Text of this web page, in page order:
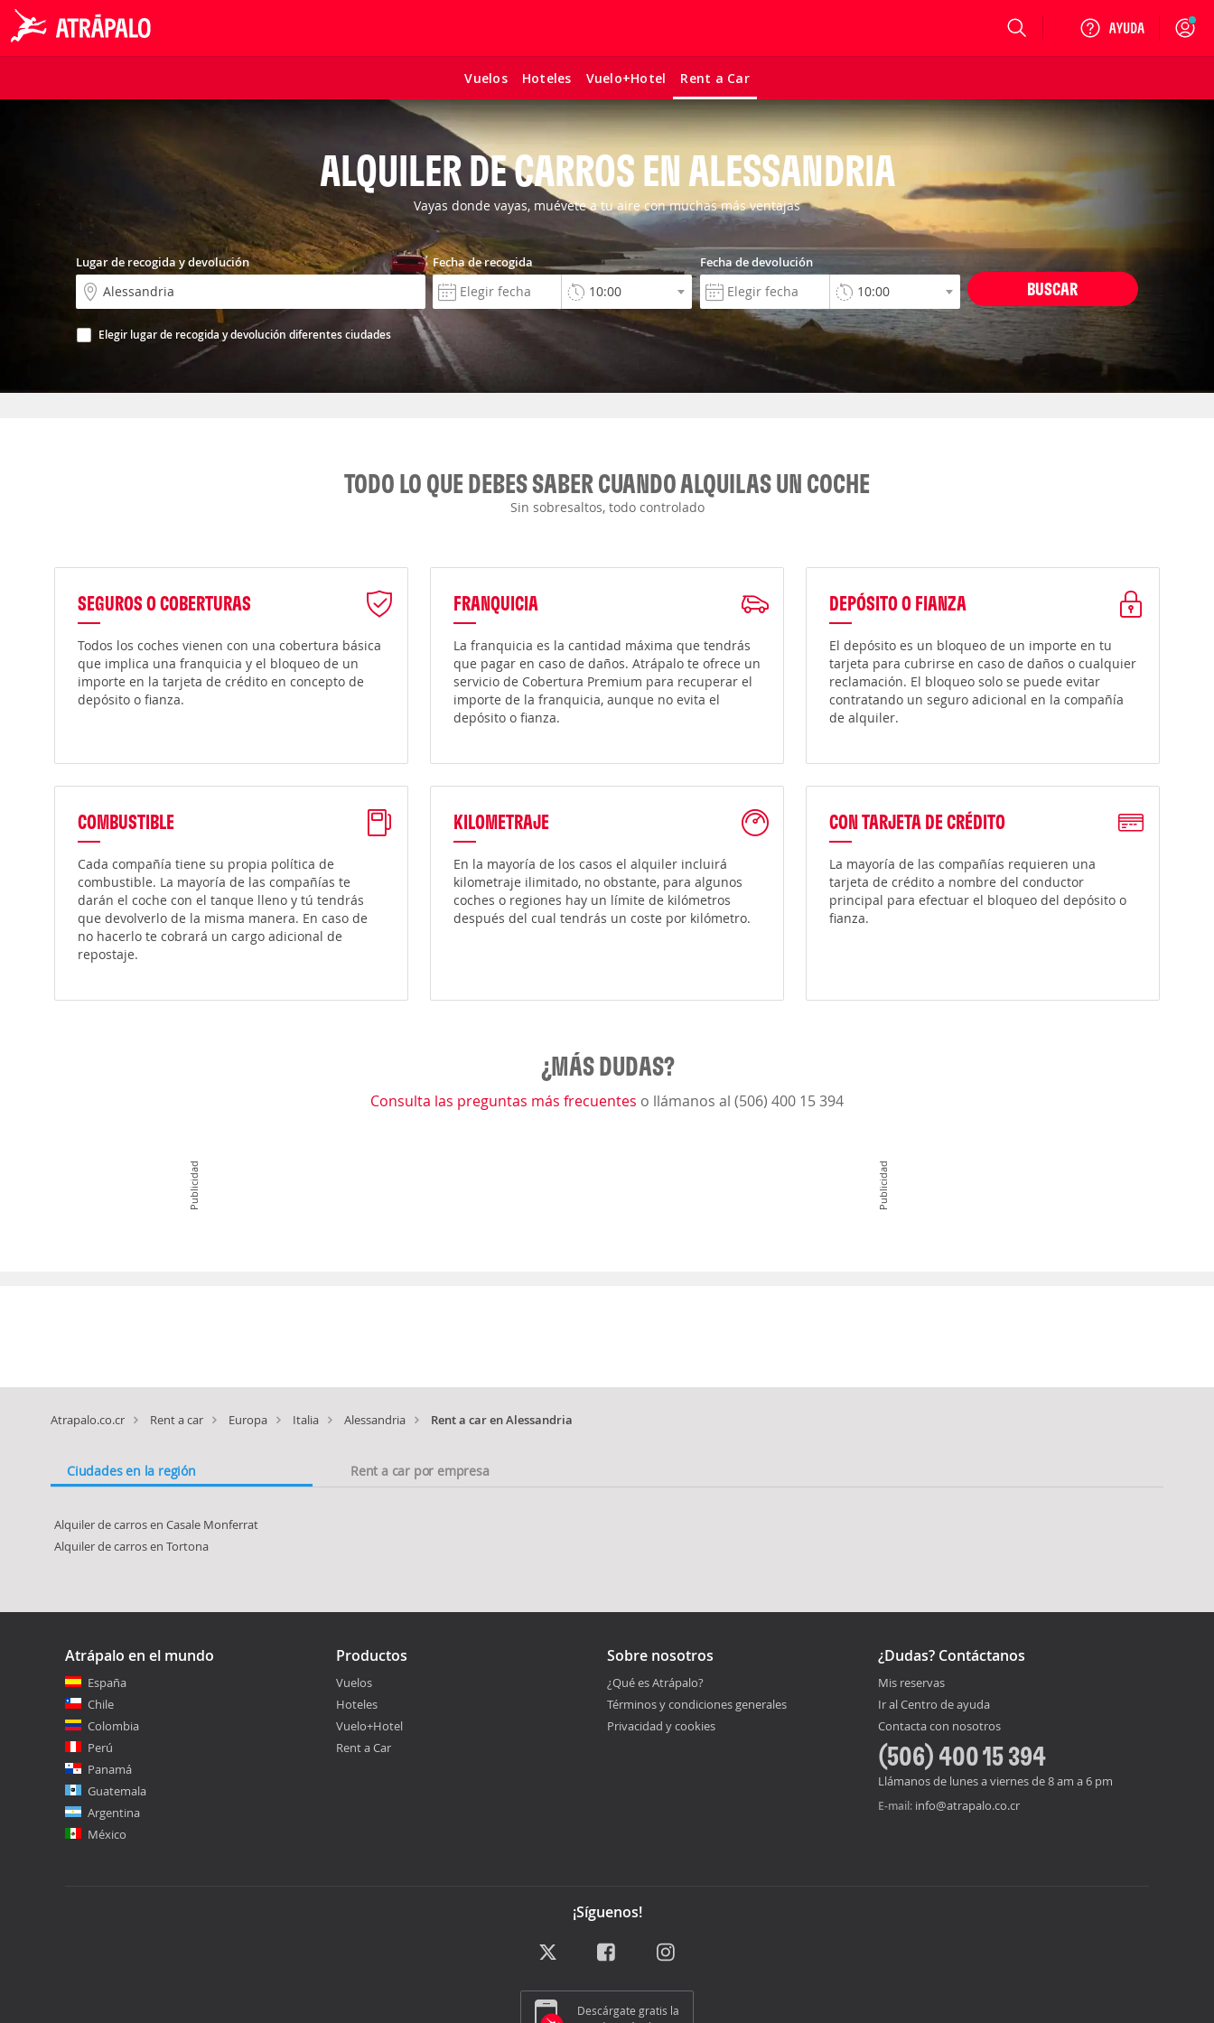
Vuelos Hoteles Vuelo+Hotel Rent a Car
Login
ALQUILER DE CARROS EN ALESSANDRIA
Vayas donde vayas, muévete a tu aire con muchas más ventajas
Lugar de recogida y devolución
Elegir lugar de recogida y devolución diferentes ciudades
Fecha de recogida Fecha de devolución
BUSCAR
TODO LO QUE DEBES SABER CUANDO ALQUILAS UN COCHE
Sin sobresaltos, todo controlado
SEGUROS O COBERTURAS
Todos los coches vienen con una cobertura básica
que implica una franquicia y el bloqueo de un
importe en la tarjeta de crédito en concepto de
depósito o fianza.
FRANQUICIA
La franquicia es la cantidad máxima que tendrás
que pagar en caso de daños. Atrápalo te ofrece un
servicio de Cobertura Premium para recuperar el
importe de la franquicia, aunque no evita el
depósito o fianza.
DEPÓSITO O FIANZA
El depósito es un bloqueo de un importe en tu
tarjeta para cubrirse en caso de daños o cualquier
reclamación. El bloqueo solo se puede evitar
contratando un seguro adicional en la compañía
de alquiler.
COMBUSTIBLE
Cada compañía tiene su propia política de
combustible. La mayoría de las compañías te
darán el coche con el tanque lleno y tú tendrás
que devolverlo de la misma manera. En caso de
no hacerlo te cobrará un cargo adicional de
repostaje.
KILOMETRAJE
En la mayoría de los casos el alquiler incluirá
kilometraje ilimitado, no obstante, para algunos
coches o regiones hay un límite de kilómetros
después del cual tendrás un coste por kilómetro.
CON TARJETA DE CRÉDITO
La mayoría de las compañías requieren una
tarjeta de crédito a nombre del conductor
principal para efectuar el bloqueo del depósito o
fianza.
¿MÁS DUDAS?
Consulta las preguntas más frecuentes o llámanos al (506) 400 15 394
Publicidad Publicidad
Atrapalo.co.cr Rent a car Europa Italia Alessandria Rent a car en Alessandria
Ciudades en la región Rent a car por empresa
Alquiler de carros en Casale Monferrat
Alquiler de carros en Tortona
Atrápalo en el mundo
España
Chile
Colombia
Perú
Panamá
Guatemala
Argentina
México
Productos
Vuelos
Hoteles
Vuelo+Hotel
Rent a Car
Sobre nosotros
¿Qué es Atrápalo?
Términos y condiciones generales
Privacidad y cookies
¿Dudas? Contáctanos
Mis reservas
Ir al Centro de ayuda
Contacta con nosotros
(506) 400 15 394
Llámanos de lunes a viernes de 8 am a 6 pm
E-mail: info@atrapalo.co.cr
¡Síguenos!
Descárgate gratis la